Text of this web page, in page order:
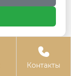

Контакты